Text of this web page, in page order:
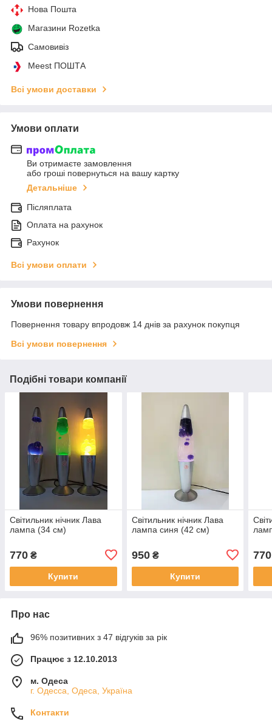
Нова Пошта
Магазини Rozetka
Самовивіз
Meest ПОШТА
Всі умови доставки
Умови оплати
Ви отримаєте замовлення
або гроші повернуться на вашу картку
Детальніше
Післяплата
Оплата на рахунок
Рахунок
Всі умови оплати
Умови повернення
Повернення товару впродовж 14 днів за рахунок покупця
Всі умови повернення
Подібні товари компанії
Світильник нічник Лава
лампа (34 см)
770 ₴
Купити
Світильник нічник Лава
лампа синя (42 см)
950₴
Купити
770
Про нас
96% позитивних з 47 відгуків за рік
Працює з 12.10.2013
м. Одеса
г. Одесса, Одеса, Україна
Контакти